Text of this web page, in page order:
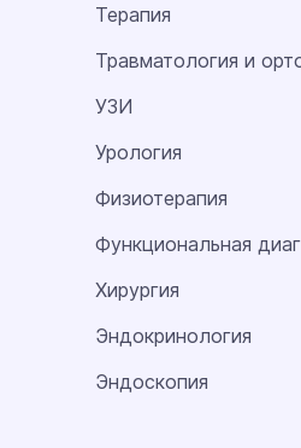
Терапия
Травматология и
УЗИ
Урология
Физиотерапия
Функциональная
Хирургия
Эндокринология
Эндоскопия